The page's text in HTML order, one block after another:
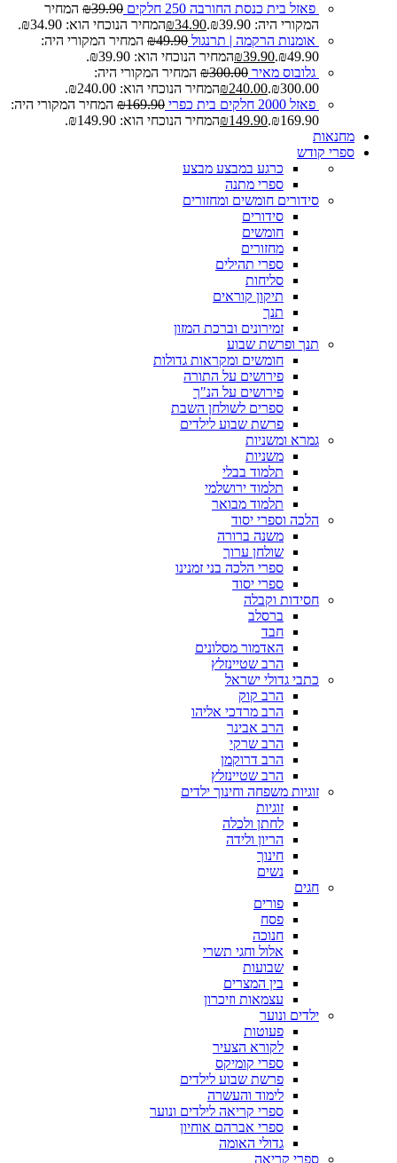
פאזל בית כנסת החורבה 250 חלקים ₪39.90
המחיר
המקורי היה: ₪39.90.
₪34.90
המחיר הנוכחי הוא: ₪34.90.
אומנות הרקמה | תרנגול
₪49.90
המחיר המקורי היה:
₪49.90.
₪39.90
המחיר הנוכחי הוא: ₪39.90.
גלובוס מאיר
₪300.00
המחיר המקורי היה:
₪300.00.
₪240.00
המחיר הנוכחי הוא: ₪240.00.
פאזל 2000 חלקים בית כפרי
₪169.90
המחיר המקורי היה:
₪169.90.
₪149.90
המחיר הנוכחי הוא: ₪149.90.
מחנאות
ספרי קודש
כרגע במבצע מבצע
ספרי מתנה
סידורים חומשים ומחזורים
סידורים
חומשים
מחזורים
ספרי תהילים
סליחות
תיקון קוראים
תנך
זמירונים וברכת המזון
תנך ופרשת שבוע
חומשים ומקראות גדולות
פירושים על התורה
פירושים על הנ"ך
ספרים לשולחן השבת
פרשת שבוע לילדים
גמרא ומשניות
משניות
תלמוד בבלי
תלמוד ירושלמי
תלמוד מבואר
הלכה וספרי יסוד
משנה ברורה
שולחן ערוך
ספרי הלכה בני זמנינו
ספרי יסוד
חסידות וקבלה
ברסלב
חבד
האדמור מסלונים
הרב שטיינזלץ
כתבי גדולי ישראל
הרב קוק
הרב מרדכי אליהו
הרב אבינר
הרב שרקי
הרב דרוקמן
הרב שטיינזלץ
זוגיות משפחה וחינוך ילדים
זוגיות
לחתן ולכלה
הריון ולידה
חינוך
נשים
חגים
פורים
פסח
חנוכה
אלול וחגי תשרי
שבועות
בין המצרים
עצמאות וזיכרון
ילדים ונוער
פעוטות
לקורא הצעיר
ספרי קומיקס
פרשת שבוע לילדים
לימוד והעשרה
ספרי קריאה לילדים ונוער
ספרי אברהם אוחיון
גדולי האומה
ספרי קריאה